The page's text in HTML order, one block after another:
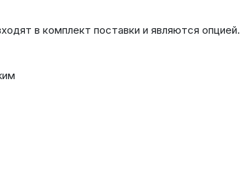
в комплект поставки и являются опцией.